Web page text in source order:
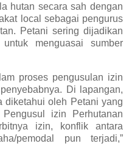
hutan secara sah dengan
local sebagai pengurus
Petani sering dijadikan
menguasai sumber
proses pengusulan izin
Di lapangan,
diketahui oleh Petani yang
izin Perhutanan
izin, konflik antara
pemodal pun terjadi,”